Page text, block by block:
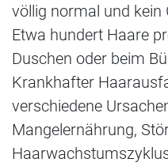
völlig normal und kein
Etwa hundert Haare
Duschen oder beim
Krankhafter
verschiedene
Mangelernährung,